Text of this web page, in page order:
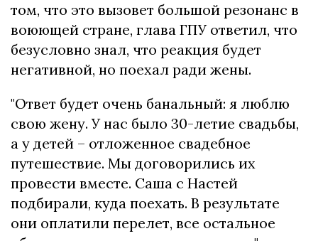
том, что это вызовет большой резонанс в
воюющей стране, глава ГПУ ответил, что
безусловно знал, что реакция будет
негативной, но поехал ради жены.
"Ответ будет очень банальный: я люблю
свою жену. У нас было 30-летие свадьбы,
а у детей – отложенное свадебное
путешествие. Мы договорились их
провести вместе. Саша с Настей
подбирали, куда поехать. В результате
они оплатили перелет, все остальное